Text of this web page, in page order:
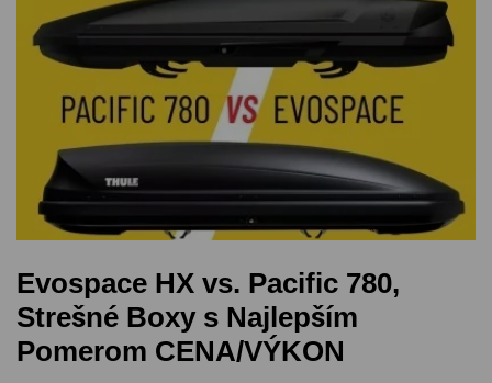
Evospace HX vs. Pacific 780,
Strešné Boxy s Najlepším
Pomerom CENA/VÝKON